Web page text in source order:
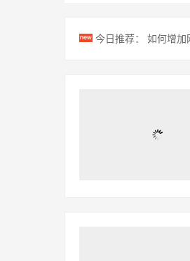
今日推荐： 如何增加